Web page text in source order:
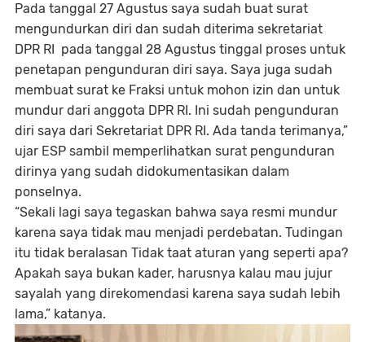
Pada tanggal 27 Agustus saya sudah buat surat
mengundurkan diri dan sudah diterima sekretariat
DPR RI pada tanggal 28 Agustus tinggal proses untuk
penetapan pengunduran diri saya. Saya juga sudah
membuat surat ke Fraksi untuk mohon izin dan untuk
mundur dari anggota DPR RI. Ini sudah pengunduran
diri saya dari Sekretariat DPR RI. Ada tanda terimanya,”
ujar ESP sambil memperlihatkan surat pengunduran
dirinya yang sudah didokumentasikan dalam
ponselnya.
“Sekali lagi saya tegaskan bahwa saya resmi mundur
karena saya tidak mau menjadi perdebatan. Tudingan
itu tidak beralasan Tidak taat aturan yang seperti apa?
Apakah saya bukan kader, harusnya kalau mau jujur
sayalah yang direkomendasi karena saya sudah lebih
lama,” katanya.